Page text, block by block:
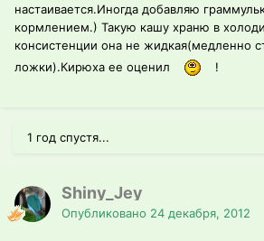
настаивается.Иногда добавляю
кормлением.) Такую кашу храню в
консистенции она не жидкая(медленно
ложки).Кирюха ее оценил
!
1 год спустя...
Shiny_Jey
Опубликовано 24 декабря, 2012